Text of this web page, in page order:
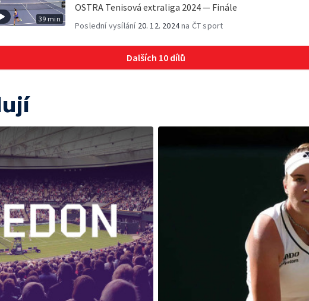
39 min
OSTRA Tenisová extraliga 2024 — Finále
Poslední vysílání 20. 12. 2024na ČT sport
Dalších 10 dílů